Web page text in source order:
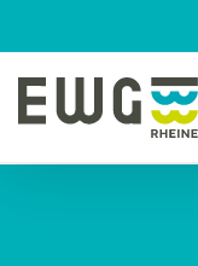
to
content